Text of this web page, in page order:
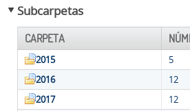
Subcarpetas
CARPETA
2015
5
2016
12
2017
12